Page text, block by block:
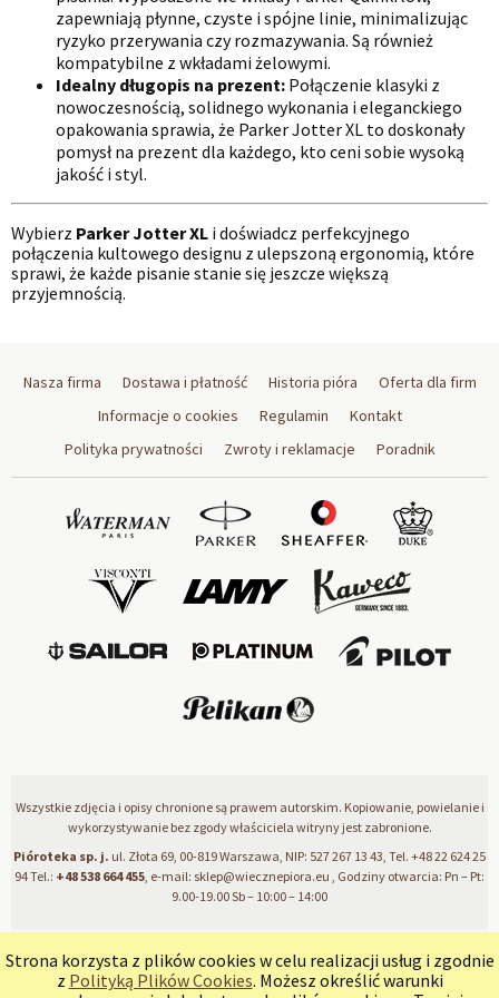
Strona korzysta z plików cookies w celu realizacji usług i zgodnie
z Polityką Plików Cookies. Możesz określić warunki
zapewniają płynne, czyste i spójne linie, minimalizując
ryzyko przerywania czy rozmazywania. Są również
kompatybilne z wkładami żelowymi.
Idealny długopis na prezent: Połączenie klasyki z
nowoczesnością, solidnego wykonania i eleganckiego
opakowania sprawia, że Parker Jotter XL to doskonały
pomysł na prezent dla każdego, kto ceni sobie wysoką
jakość i styl.
Wybierz Parker Jotter XL i doświadcz perfekcyjnego
połączenia kultowego designu z ulepszoną ergonomią, które
sprawi, że każde pisanie stanie się jeszcze większą
przyjemnością.
Nasza firma Dostawa i płatność Historia pióra
Oferta dla firm
Informacje o cookies
Regulamin
Kontakt
Polityka prywatności
Zwroty i reklamacje Poradnik
Wszystkie zdjęcia i opisy chronione są prawem autorskim. Kopiowanie, powielanie i
wykorzystywanie bez zgody właściciela witryny jest zabronione.
Pióroteka sp. j. ul. Złota 69, 00-819 Warszawa, NIP: 527 267 13 43, Tel. +48 22 624 25
94Tel.: +48 538 664 455, e-mail: sklep@wiecznepiora.eu , Godziny otwarcia: Pn – Pt:
9.00-19.00 Sb – 10:00 – 14:00
pokaż pełną wersję strony